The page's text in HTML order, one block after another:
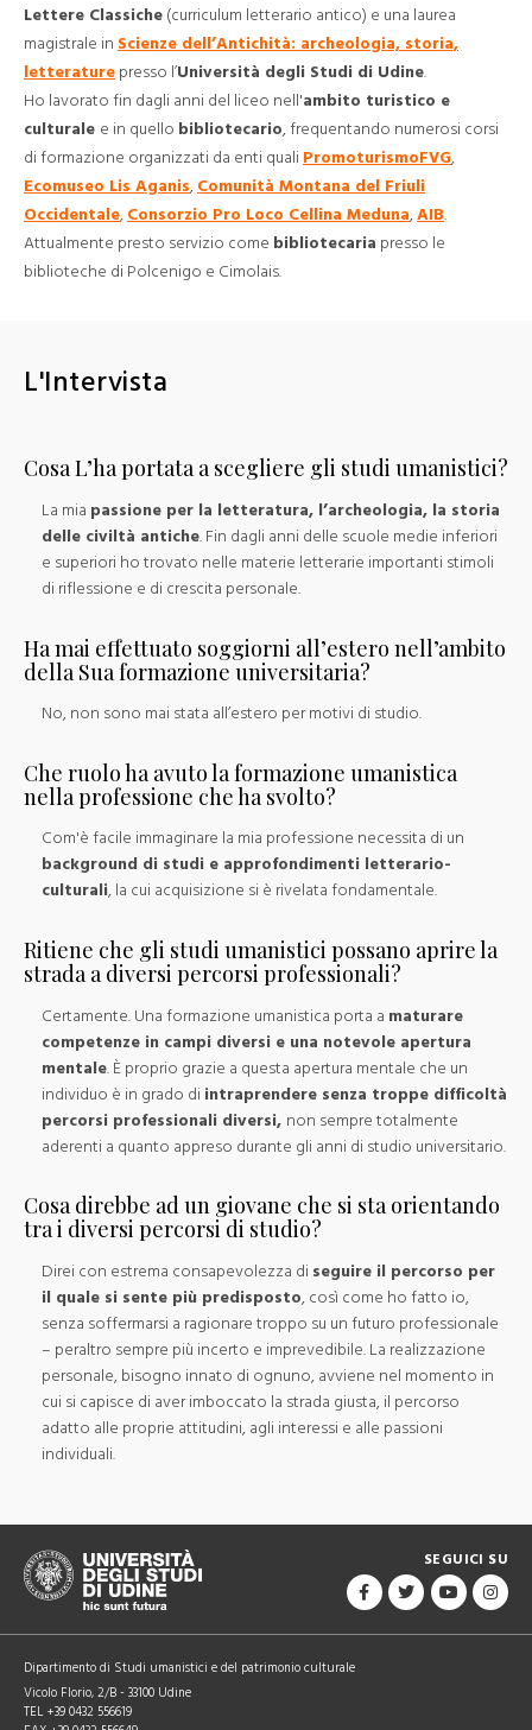
Lettere Classiche (curriculum letterario antico) e una laurea
magistrale in Scienze dell’Antichità: archeologia, storia,
letterature presso l’Università degli Studi di Udine.
Ho lavorato fin dagli anni del liceo nell'ambito turistico e
culturale e in quello bibliotecario, frequentando numerosi corsi
di formazione organizzati da enti quali PromoturismoFVG,
Ecomuseo Lis Aganis, Comunità Montana del Friuli
Occidentale, Consorzio Pro Loco Cellina Meduna,AIB.
Attualmente presto servizio come bibliotecaria presso le
biblioteche di Polcenigo e Cimolais.
L'Intervista
Cosa L’ha portata a scegliere gli studi umanistici?
La mia passione per la letteratura, l’archeologia, la storia
delle civiltà antiche. Fin dagli anni delle scuole medie inferiori
e superiori ho trovato nelle materie letterarie importanti stimoli
di riflessione e di crescita personale.
Ha mai effettuato soggiorni all’estero nell’ambito
della Sua formazione universitaria?
No, non sono mai stata all’estero per motivi di studio.
Che ruolo ha avuto la formazione umanistica
nella professione che ha svolto?
Com'è facile immaginare la mia professione necessita di un
background di studi e approfondimenti letterario-
culturali, la cui acquisizione si è rivelata fondamentale.
Ritiene che gli studi umanistici possano aprire la
strada a diversi percorsi professionali?
Certamente. Una formazione umanistica porta a maturare
competenze in campi diversi e una notevole apertura
mentale. È proprio grazie a questa apertura mentale che un
individuo è in grado di intraprendere senza troppe difficoltà
percorsi professionali diversi, non sempre totalmente
aderenti a quanto appreso durante gli anni di studio universitario.
Cosa direbbe ad un giovane che si sta orientando
tra i diversi percorsi di studio?
Direi con estrema consapevolezza di seguire il percorso per
il quale si sente più predisposto, così come ho fatto io,
senza soffermarsi a ragionare troppo su un futuro professionale
– peraltro sempre più incerto e imprevedibile. La realizzazione
personale, bisogno innato di ognuno, avviene nel momento in
cui si capisce di aver imboccato la strada giusta, il percorso
adatto alle proprie attitudini, agli interessi e alle passioni
individuali.
SEGUICI SU
Dipartimento di Studi umanistici e del patrimonio culturale
Vicolo Florio, 2/B - 33100 Udine
TEL +39 0432 556619